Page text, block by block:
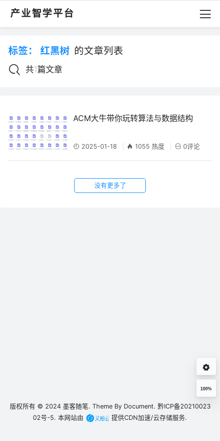
产业智学平台
标签： 红黑树 的文章列表
共1篇文章
ACM大牛带你玩转算法与数据结构
2025-01-18 1055 热度 0评论
没有更多了
100%
版权所有 © 2024 墨客随笔. Theme By Document. 黔ICP备20210023
02号-5. 本网站由 提供CDN加速/云存储服务.